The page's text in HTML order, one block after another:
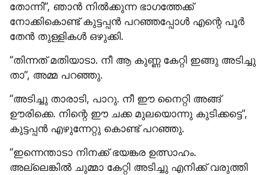
തോന്നി”, ഞാൻ നിൽക്കുന്ന ഭാഗത്തേക്ക്
നോക്കികൊണ്ട് കുട്ടപ്പൻ പറഞ്ഞപ്പോൾ എന്റെ പൂർ
തേൻ തുള്ളികൾ ഒഴുക്കി.
“തിന്നത് മതിയാടാ. നീ ആ കുണ്ണ കേറ്റി ഇങ്ങു അടിച്ചു
താ”, അമ്മ പറഞ്ഞു.
“അടിച്ചു താരാടി, പാറു. നീ ഈ നൈറ്റി അങ്ങ്
ഊരിക്കെ. നിന്റെ ഈ ചക്ക മുലയൊന്നു കുടിക്കട്ടെ”,
കുട്ടപ്പൻ എഴുന്നേറ്റു കൊണ്ട് പറഞ്ഞു.
“ഇന്നെന്താടാ നിനക്ക് ഭയങ്കര ഉത്സാഹം.
അല്ലെങ്കിൽ ചുമ്മാ കേറ്റി അടിച്ചു എനിക്ക് വരുത്തി